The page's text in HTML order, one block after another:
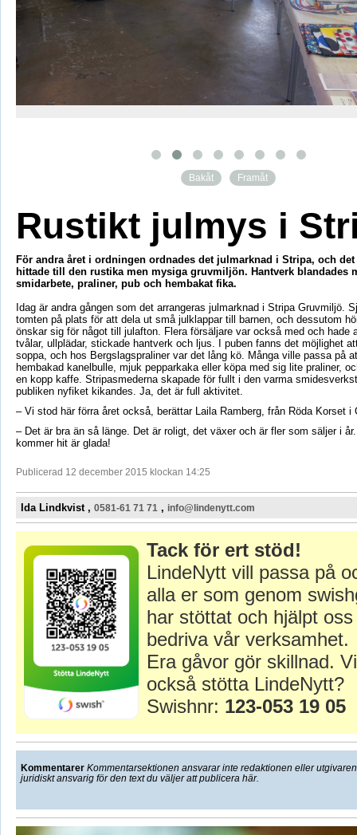
Bakåt Framåt
Rustikt julmys i
För andra året i ordningen ordnades det julmarknad i Stripa, och
hittade till den rustika men mysiga gruvmiljön. Hantverk blandades
smidarbete, praliner, pub och hembakat fika.
Idag är andra gången som det arrangeras julmarknad i Stripa Gruvmiljö.
tomten på plats för att dela ut små julklappar till barnen, och dessutom
önskar sig för något till julafton. Flera försäljare var också med och hade
tvålar, ullplädar, stickade hantverk och ljus. I puben fanns det möjlighet
soppa, och hos Bergslagspraliner var det lång kö. Många ville passa på
hembakad kanelbulle, mjuk pepparkaka eller köpa med sig lite praliner,
en kopp kaffe. Stripasmederna skapade för fullt i den varma
publiken nyfiket kikandes. Ja, det är full aktivitet.
– Vi stod här förra året också, berättar Laila Ramberg, från Röda Korset i
– Det är bra än så länge. Det är roligt, det växer och är fler som säljer i
kommer hit är glada!
Publicerad 12 december 2015 klockan 14:25
Ida Lindkvist , 0581-61 71 71 , info@lindenytt.com
Tack för ert stöd!
LindeNytt vill passa på
alla er som genom
har stöttat och hjälpt
bedriva vår verksamhet.
Era gåvor gör skillnad.
också stötta LindeNytt?
Swishnr: 123-053 19 05
Kommentarer Kommentarsektionen ansvarar inte redaktionen eller
juridiskt ansvarig för den text du väljer att publicera här.